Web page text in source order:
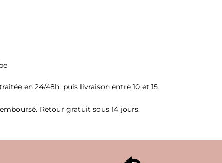
en 24/48h, puis livraison entre 10 et 15
Retour gratuit sous 14 jours.